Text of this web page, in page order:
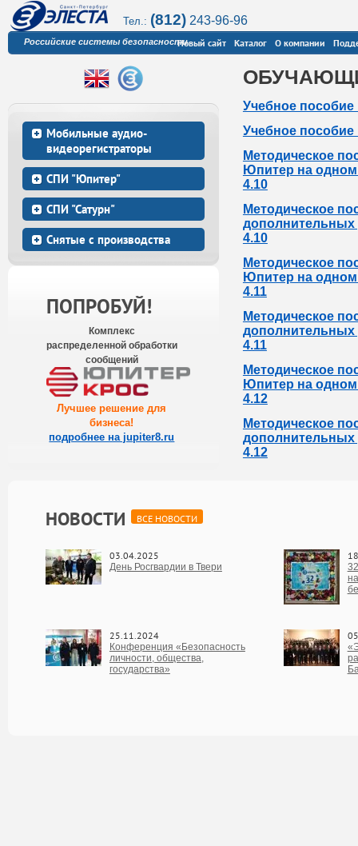
Тел.: (812) 243-96-96
Российские системы безопасностиНовый сайт Каталог О компании
Учебное
Учебное
Методическое
Юпитер на
4.10
Методическое
4.10
Методическое
Юпитер на
4.11
Методическое
4.11
Методическое
Юпитер на
4.12
Методическое
4.12
Мобильные аудио-
видеорегистраторы
СПИ "Юпитер"
СПИ "Сатурн"
Снятые с производства
ПОПРОБУЙ!
Комплекс
распределенной обработки
сообщений
Лучшее решение для
бизнеса!
подробнее на jupiter8.ru
НОВОСТИ ВСЕ НОВОСТИ
03.04.2025
День Росгвардии в Твери
25.11.2024
Конференция «Безопасность
личности, общества,
государства»